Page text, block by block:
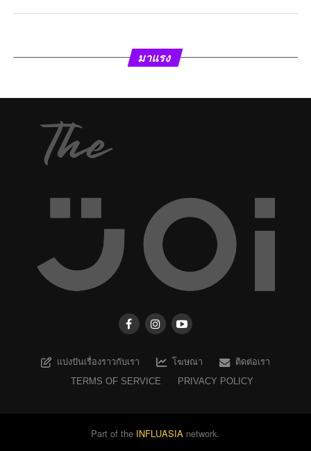
มาแรง
แบ่งปันเรื่องราวกับเรา โฆษณา
ติดต่อเรา
TERMS OF SERVICE
PRIVACY POLICY
Part of the INFLUASIA network.